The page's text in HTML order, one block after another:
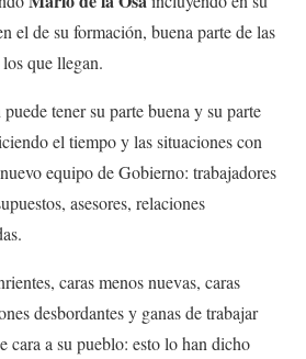
el de su formación, buena parte de las
que llegan.
tener su parte buena y su parte
el tiempo y las situaciones con
equipo de Gobierno: trabajadores
asesores, relaciones
caras menos nuevas, caras
desbordantes y ganas de trabajar
cara a su pueblo: esto lo han dicho